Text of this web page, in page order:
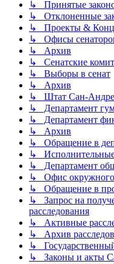
↳ Принятые
↳ Отклоненные
↳ Проекты &
↳ Офисы
↳ Архив
↳ Сенатские
↳ Выборы в сенат
↳ Архив
↳ Штат Сан-
↳ Департамент
↳ Департамент
↳ Архив
↳ Обращение в
↳
↳ Департамент
↳ Офис окружного
↳ Обращение в
↳ Запрос на
расследования
↳ Активные
↳ Архив
↳
↳ Законы и акты